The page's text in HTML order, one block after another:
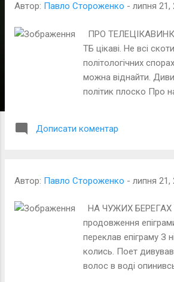
Автор: Павло Стороженко - липня 21,
ПРО
ТБ цікаві. Не всі
політологічних
можна віднайти.
політик плоско Про
лизав. Карикатура
Дописати коментар
Автор: Павло Стороженко - липня 21,
НА ЧУЖИХ БЕРЕГАХ
продовження
переклав епіграму З
колись. Поет
волос в воді